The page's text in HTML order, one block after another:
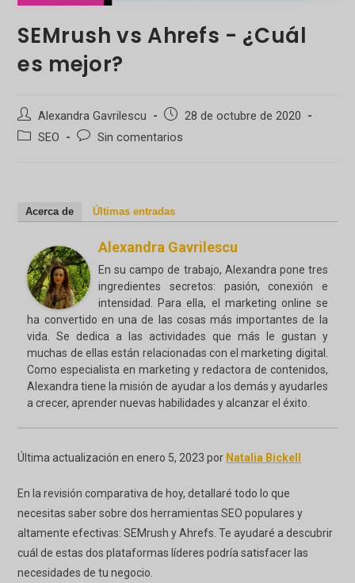
SEMrush vs Ahrefs - ¿Cuál
es mejor?
Autor
de
Alexandra Gavrilescu
Publicación
de
28 de octubre de 2020
Categoría
SEO
Comentarios
Sin comentarios
Acerca de Últimas entradas
Alexandra Gavrilescu
En su campo de trabajo, Alexandra pone tres
ingredientes secretos: pasión, conexión e
intensidad. Para ella, el marketing online se
ha convertido en una de las cosas más importantes de la
vida. Se dedica a las actividades que más le gustan y
muchas de ellas están relacionadas con el marketing digital.
Como especialista en marketing y redactora de contenidos,
Alexandra tiene la misión de ayudar a los demás y ayudarles
a crecer, aprender nuevas habilidades y alcanzar el éxito.
Última actualización en enero 5, 2023 por Natalia Bickell
En la revisión comparativa de hoy, detallaré todo lo que
necesitas saber sobre dos herramientas SEO populares y
altamente efectivas: SEMrush y Ahrefs. Te ayudaré a descubrir
cuál de estas dos plataformas líderes podría satisfacer las
necesidades de tu negocio.